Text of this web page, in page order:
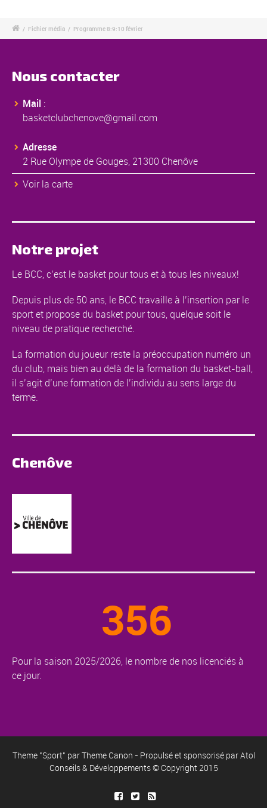
/ Fichier média / Programme 8:9:10 février
Nous contacter
Mail :
basketclubchenove@gmail.com
Adresse
2 Rue Olympe de Gouges, 21300 Chenôve
Voir la carte
Notre projet
Le BCC, c’est le basket pour tous et à tous les niveaux!
Depuis plus de 50 ans, le BCC travaille à l’insertion par le
sport et propose du basket pour tous, quelque soit le
niveau de pratique recherché.
La formation du joueur reste la préoccupation numéro un
du club, mais bien au delà de la formation du basket-ball,
il s’agit d’une formation de l’individu au sens large du
terme.
Chenôve
356
Pour la saison 2025/2026, le nombre de nos licenciés à
ce jour.
Theme "Sport" parTheme Canon - Propulsé et sponsorisé parAtol
Conseils & Développements© Copyright 2015